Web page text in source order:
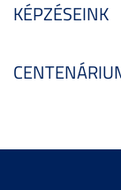
KÉPZÉSEINK